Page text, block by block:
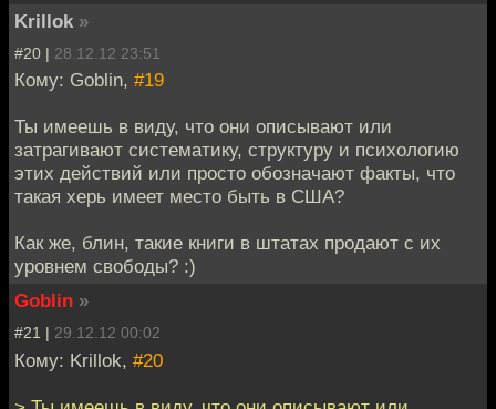
Krillok »
#20 | 28.12.12 23:51
Кому: Goblin, #19
Ты имеешь в виду, что они описывают или
затрагивают систематику, структуру и психологию
этих действий или просто обозначают факты, что
такая херь имеет место быть в США?
Как же, блин, такие книги в штатах продают с их
уровнем свободы? :)
Goblin »
#21 | 29.12.12 00:02
Кому: Krillok, #20